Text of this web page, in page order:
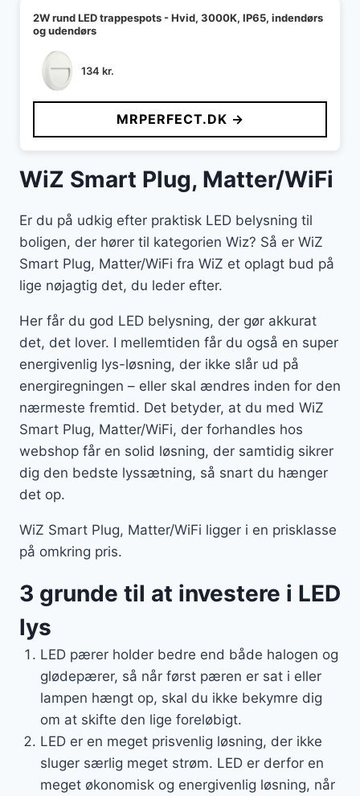
2W rund LED trappespots - Hvid, 3000K, IP65, indendørs
og udendørs
134 kr.
MRPERFECT.DK →
WiZ Smart Plug, Matter/WiFi
Er du på udkig efter praktisk LED belysning til
boligen, der hører til kategorien Wiz? Så er WiZ
Smart Plug, Matter/WiFi fra WiZ et oplagt bud på
lige nøjagtig det, du leder efter.
Her får du god LED belysning, der gør akkurat
det, det lover. I mellemtiden får du også en super
energivenlig lys-løsning, der ikke slår ud på
energiregningen – eller skal ændres inden for den
nærmeste fremtid. Det betyder, at du med WiZ
Smart Plug, Matter/WiFi, der forhandles hos
webshop får en solid løsning, der samtidig sikrer
dig den bedste lyssætning, så snart du hænger
det op.
WiZ Smart Plug, Matter/WiFi ligger i en prisklasse
på omkring pris.
3 grunde til at investere i LED
lys
LED pærer holder bedre end både halogen og
glødepærer, så når først pæren er sat i eller
lampen hængt op, skal du ikke bekymre dig
om at skifte den lige foreløbigt.
LED er en meget prisvenlig løsning, der ikke
sluger særlig meget strøm. LED er derfor en
meget økonomisk og energivenlig løsning, når